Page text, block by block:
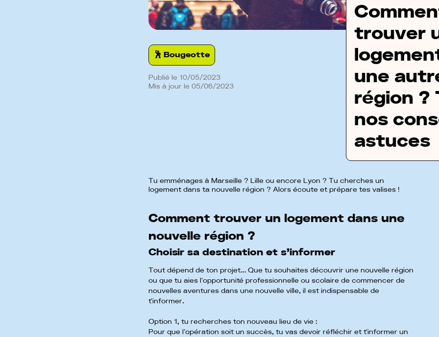
🕺️ Bougeotte
Publié le 10/05/2023
Mis à jour le 05/06/2023
trouver
une
région ?
nos
astuces
Tu emménages à Marseille ? Lille ou encore Lyon ? Tu cherches un
logement dans ta nouvelle région ? Alors écoute et prépare tes valises !
Comment trouver un logement dans une
nouvelle région ?
Choisir sa destination et s’informer
Tout dépend de ton projet… Que tu souhaites découvrir une nouvelle région
ou que tu aies l'opportunité professionnelle ou scolaire de commencer de
nouvelles aventures dans une nouvelle ville, il est indispensable de
t'informer.
Option 1, tu recherches ton nouveau lieu de vie :
Pour que l'opération soit un succès, tu vas devoir réfléchir et t'informer un